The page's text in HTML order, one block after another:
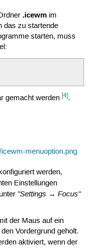
.icewmim
das zu startende
starten, muss
gemacht werden [4].
werden,
Einstellungen
"Settings → Focus"
der Maus auf ein
Vordergrund geholt.
aktiviert, wenn der